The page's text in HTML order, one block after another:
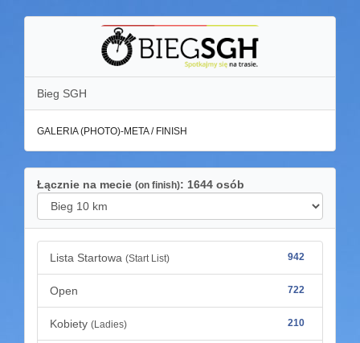
Bieg SGH
GALERIA (PHOTO)-META / FINISH
Łącznie na mecie (on finish): 1644 osób
Lista Startowa (Start List) 942
Open 722
Kobiety (Ladies) 210